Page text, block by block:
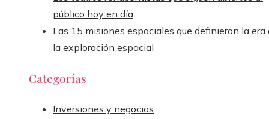
público hoy en día
Las 15 misiones espaciales que definieron la era
la exploración espacial
Categorías
Inversiones y negocios